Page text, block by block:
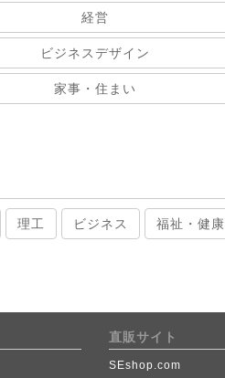
経営
ビジネスデザイン
家事・住まい
理工 ビジネス 福祉・健康
直販サイト
SEshop.com